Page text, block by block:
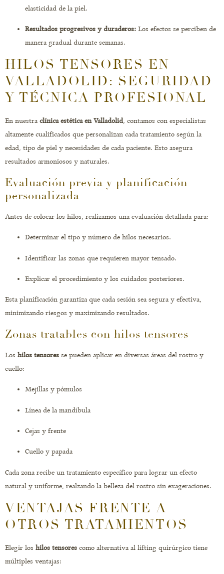
elasticidad de la piel.
Resultados progresivos y duraderos: Los efectos se perciben de
manera gradual durante semanas.
HILOS TENSORES EN
VALLADOLID: SEGURIDAD
Y TÉCNICA PROFESIONAL
En nuestra clínica estética en Valladolid, contamos con especialistas
altamente cualificados que personalizan cada tratamiento según la
edad, tipo de piel y necesidades de cada paciente. Esto asegura
resultados armoniosos y naturales.
Evaluación previa y planificación
personalizada
Antes de colocar los hilos, realizamos una evaluación detallada para:
Determinar el tipo y número de hilos necesarios.
Identificar las zonas que requieren mayor tensado.
Explicar el procedimiento y los cuidados posteriores.
Esta planificación garantiza que cada sesión sea segura y efectiva,
minimizando riesgos y maximizando resultados.
Zonas tratables con hilos tensores
Los hilos tensores se pueden aplicar en diversas áreas del rostro y
cuello:
Mejillas y pómulos
Línea de la mandíbula
Cejas y frente
Cuello y papada
Cada zona recibe un tratamiento específico para lograr un efecto
natural y uniforme, realzando la belleza del rostro sin exageraciones.
VENTAJAS FRENTE A
OTROS TRATAMIENTOS
Elegir los hilos tensores como alternativa al lifting quirúrgico tiene
múltiples ventajas: